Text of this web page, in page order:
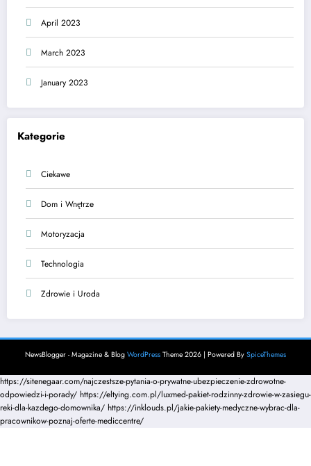
April 2023
March 2023
January 2023
Kategorie
Ciekawe
Dom i Wnętrze
Motoryzacja
Technologia
Zdrowie i Uroda
NewsBlogger - Magazine & Blog WordPress Theme 2026 | Powered By SpiceThemes
https://sitenegaar.com/najczestsze-pytania-o-prywatne-ubezpieczenie-zdrowotne-
odpowiedzi-i-porady/ https://eltying.com.pl/luxmed-pakiet-rodzinny-zdrowie-w-zasiegu-
reki-dla-kazdego-domownika/ https://inklouds.pl/jakie-pakiety-medyczne-wybrac-dla-
pracownikow-poznaj-oferte-mediccentre/